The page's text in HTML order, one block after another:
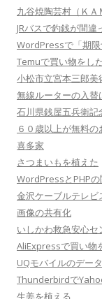
九谷焼陶芸村（ＫＡ
JRバスで釣銭が間違
WordPressで「期
Temuで買い物を
小松市立宮本三郎美
無線ルーターの入替
石川県銭屋五兵衛記
６０歳以上が無料の
喜多家
さつまいもを植えた
WordPressとPHP
金沢ケーブルテレビ
画像の共有化
いしかわ救急安心
AliExpressで買い物
UQモバイルのデー
Thunderbirdで
生姜を植える